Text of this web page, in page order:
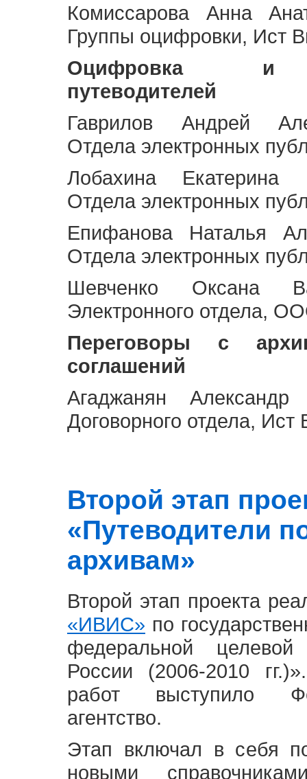
Комиссарова Анна
Группы оцифровки, Ист
Оцифровка и
путеводителей
Гаврилов Андрей
Отдела электронных
Лобахина Екатерина
Отдела электронных
Епифанова Наталья
Отдела электронных
Шевченко Оксана
Электронного отдела,
Переговоры с
соглашений
Агаджанян Александр
Договорного отдела,
Второй этап
«Путеводители
архивам»
Второй этап проекта
«ИВИС» по
федеральной
России (2006-2010
работ выступило
агентство.
Этап включал в себя
новыми